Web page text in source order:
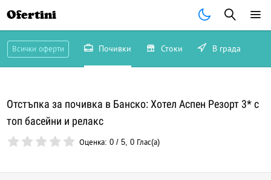
Ofertini
Всички оферти Почивки Стоки В града
Отстъпка за почивка в Банско: Хотел Аспен Резорт 3* с
топ басейни и релакс
Оценка:0 /5,0 Глас(а)